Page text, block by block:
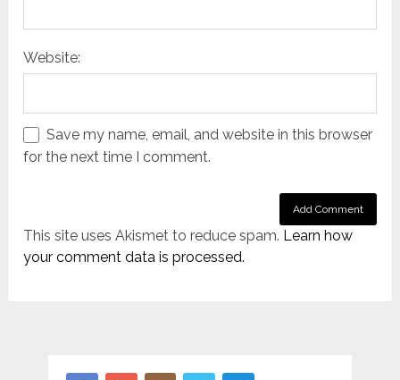
Website:
Save my name, email, and website in this browser
for the next time I comment.
This site uses Akismet to reduce spam. Learn how
your comment data is processed.